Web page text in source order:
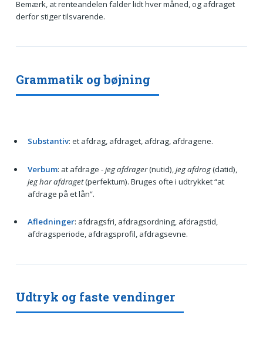
Bemærk, at renteandelen falder lidt hver måned, og afdraget
derfor stiger tilsvarende.
Grammatik og bøjning
Substantiv: et afdrag, afdraget, afdrag, afdragene.
Verbum: at afdrage -jeg afdrager(nutid),jeg afdrog(datid),
jeg har afdraget(perfektum). Bruges ofte i udtrykket “at
afdrage på et lån”.
Afledninger: afdragsfri, afdragsordning, afdragstid,
afdragsperiode, afdragsprofil, afdragsevne.
Udtryk og faste vendinger